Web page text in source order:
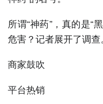
所谓“神药”，真的是“
危害？记者展开了调查。
商家鼓吹
平台热销